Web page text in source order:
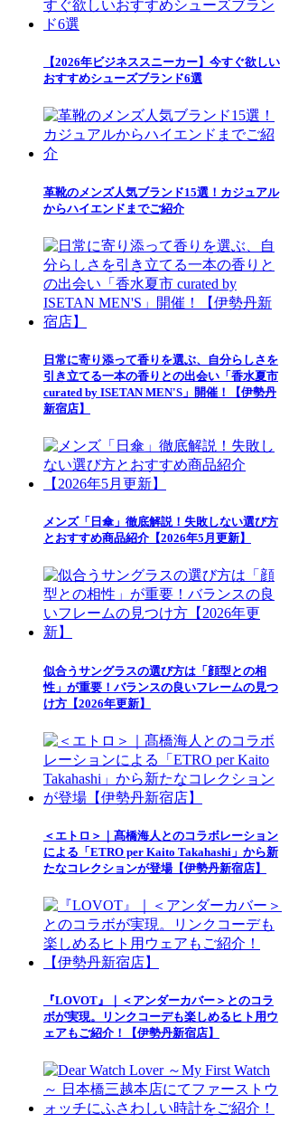
【2026年ビジネススニーカー】今すぐ欲しい
おすすめシューズブランド6選
革靴のメンズ人気ブランド15選！カジュアル
からハイエンドまでご紹介
日常に寄り添って香りを選ぶ、自分らしさを
引き立てる一本の香りとの出会い「香水夏市
curated by ISETAN MEN'S」開催！【伊勢丹
新宿店】
メンズ「日傘」徹底解説！失敗しない選び方
とおすすめ商品紹介【2026年5月更新】
似合うサングラスの選び方は「顔型との相
性」が重要！バランスの良いフレームの見つ
け方【2026年更新】
＜エトロ＞｜髙橋海人とのコラボレーション
による「ETRO per Kaito Takahashi」から新
たなコレクションが登場【伊勢丹新宿店】
『LOVOT』｜＜アンダーカバー＞とのコラ
ボが実現。リンクコーデも楽しめるヒト用ウ
ェアもご紹介！【伊勢丹新宿店】